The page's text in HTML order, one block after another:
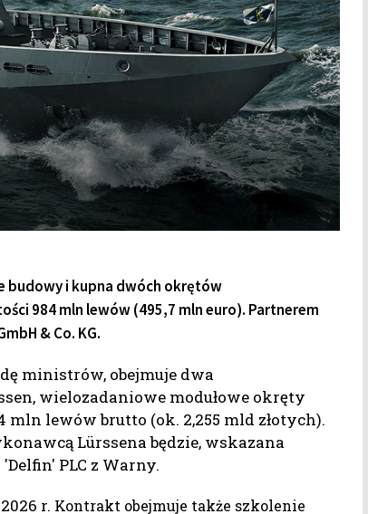
budowy i kupna dwóch okrętów
984 mln lewów (495,7 mln euro). Partnerem
& Co. KG.
ministrów, obejmuje dwa
wielozadaniowe modułowe okręty
lewów brutto (ok. 2,255 mld złotych).
Lürssena będzie, wskazana
PLC z Warny.
r. Kontrakt obejmuje także szkolenie